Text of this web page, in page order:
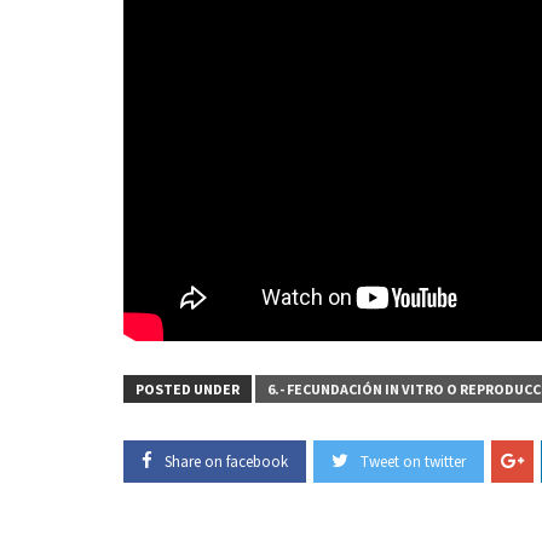
POSTED UNDER 6.- FECUNDACIÓN IN VITRO O
Share on facebook Tweet on twitter